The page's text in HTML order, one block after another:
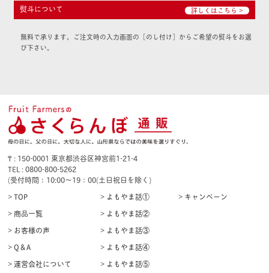
熨斗について 詳しくはこちら >
無料で承ります。ご注文時の入力画面の［のし付け］からご希望の熨斗をお選
び下さい。
₸ : 150-0001 東京都渋谷区神宮前1-21-4
TEL : 0800-800-5262
(受付時間：10:00〜19：00(土日祝日を除く)
> TOP
> 商品一覧
> お客様の声
> Q＆A
> 運営会社について
> よもやま話①
> よもやま話②
> よもやま話③
> よもやま話④
> よもやま話⑤
> キャンペーン